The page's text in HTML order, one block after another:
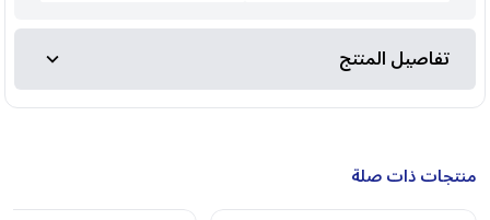
تفاصيل المنتج
منتجات ذات صلة